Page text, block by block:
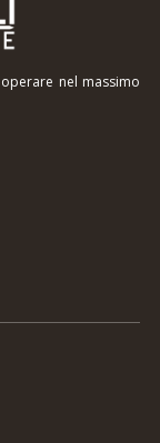
nel massimo